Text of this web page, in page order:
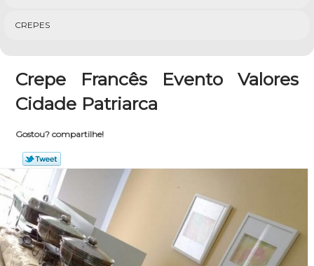
CREPES
Crepe Francês Evento Valores
Cidade Patriarca
Gostou? compartilhe!